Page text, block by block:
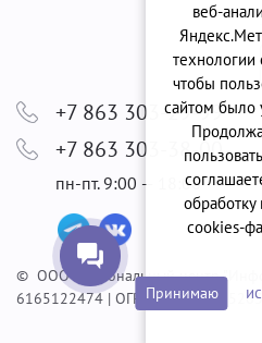
+7 863 303-29-99
+7 863 303-38-00
пн-пт. 9:00 — 18:00
© ООО "Региональный центр
6165122474 | ОГРН:
веб-
технологии
чтобы
сайтом было
Принимаю